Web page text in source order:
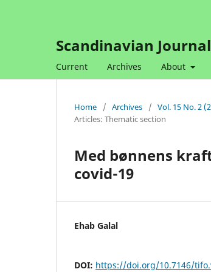
Scandinavian
Current Archives About
Home / Archives / Vol. 15 No. 2
Articles: Thematic section
Med bønnens
covid-19
Ehab Galal
DOI: https://doi.org/10.7146/